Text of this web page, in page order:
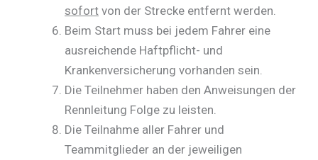
sofort von der Strecke entfernt werden.
Beim Start muss bei jedem Fahrer eine
ausreichende Haftpflicht- und
Krankenversicherung vorhanden sein.
Die Teilnehmer haben den Anweisungen der
Rennleitung Folge zu leisten.
Die Teilnahme aller Fahrer und
Teammitglieder an der jeweiligen